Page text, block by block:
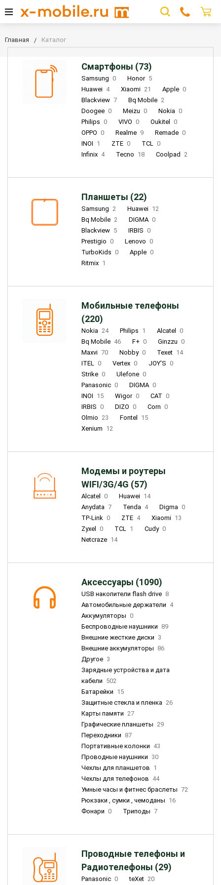
Главная Каталог
Смартфоны (73)
Samsung 0 Honor 5
Huawei 4 Xiaomi 21 Apple 0
Blackview 7 Bq Mobile 2
Doogee 0 Meizu 0 Nokia 0
Philips 0 VIVO 0 Oukitel
0
OPPO 0 Realme 9 Remade 0
INOI 1 ZTE 0 TCL 0
Infinix 4 Tecno 18 Coolpad 2
Планшеты (22)
Samsung 2 Huawei 12
Bq Mobile 2 DIGMA 0
Blackview 5 IRBIS 0
Prestigio 0 Lenovo 0
TurboKids 0 Apple 0
Ritmix 1
Мобильные телефоны
(220)
Nokia 24 Philips 1 Alcatel
0
Bq Mobile 46 F+ 0 Ginzzu 0
Maxvi 70 Nobby 0 Texet 14
ITEL 0 Vertex 0 JOY'S 0
Strike 0 Ulefone 0
Panasonic 0 DIGMA 0
INOI 15 Wigor 0 CAT 0
IRBIS 0 DIZO 0 Corn 0
Olmio 23 Fontel
15
Xenium 12
Модемы и роутеры
WIFI/3G/4G (57)
Alcatel 0 Huawei 14
Anydata 7 Tenda 4 Digma 0
TP-Link 0 ZTE 4 Xiaomi 13
Zyxel
0 TCL 1 Cudy 0
Netcraze 14
Аксессуары (1090)
USB накопители flash drive 8
Автомобильные держатели 4
Аккумуляторы 0
Беспроводные наушники 89
Внешние жесткие диски 3
Внешние аккумуляторы 86
Другое 3
Зарядные устройства и дата
кабели 502
Батарейки 15
Защитные стекла и пленка 26
Карты памяти 27
Графические планшеты 29
Переходники 87
Портативные колонки 43
Проводные наушники 30
Чехлы для планшетов 1
Чехлы для телефонов 44
Умные часы и фитнес браслеты 72
Рюкзаки , сумки , чемоданы 16
Фонари 0 Триподы 7
Проводные телефоны и
Радиотелефоны (29)
Panasonic 0 teXet 20